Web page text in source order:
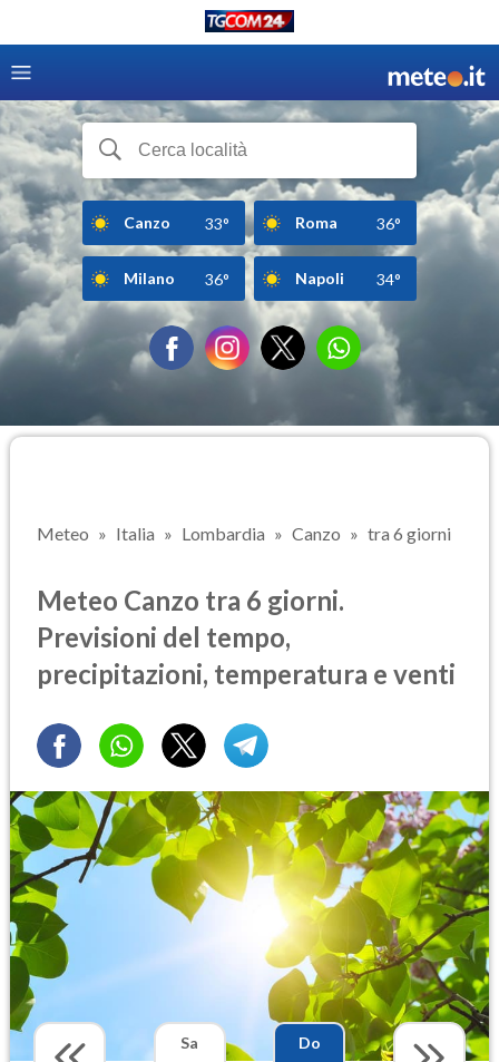
Canzo 33° Roma 36°
Milano 36° Napoli 34°
Meteo Italia Lombardia Canzo tra 6 giorni
Meteo Canzo tra 6 giorni.
Previsioni del tempo,
precipitazioni, temperatura e venti
Sa
Do